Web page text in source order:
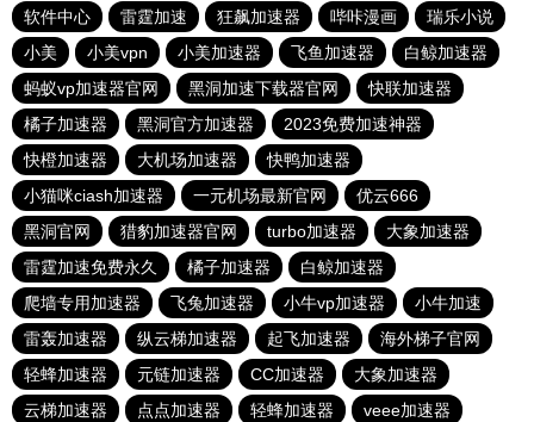
软件中心
雷霆加速 狂飙加速器 哔咔漫画
瑞乐小说
小美
小美vpn 小美加速器 飞鱼加速器
白鲸加速器
蚂蚁vp加速器官网
黑洞加速下载器官网
快联加速器
橘子加速器
黑洞官方加速器
2023免费加速神器
快橙加速器
大机场加速器
快鸭加速器
小猫咪ciash加速器
一元机场最新官网
优云666
黑洞官网
猎豹加速器官网 turbo加速器
大象加速器
雷霆加速免费永久
橘子加速器
白鲸加速器
爬墙专用加速器
飞兔加速器 小牛vp加速器
小牛加速
雷轰加速器
纵云梯加速器 起飞加速器
海外梯子官网
轻蜂加速器
元链加速器 CC加速器
大象加速器
云梯加速器
点点加速器 轻蜂加速器 veee加速器